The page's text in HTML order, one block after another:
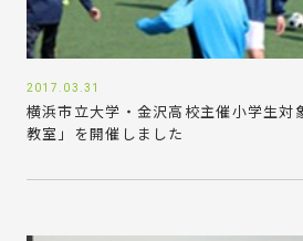
2017.03.31
横浜市立大学・金沢高校主催小学生対
教室」を開催しました